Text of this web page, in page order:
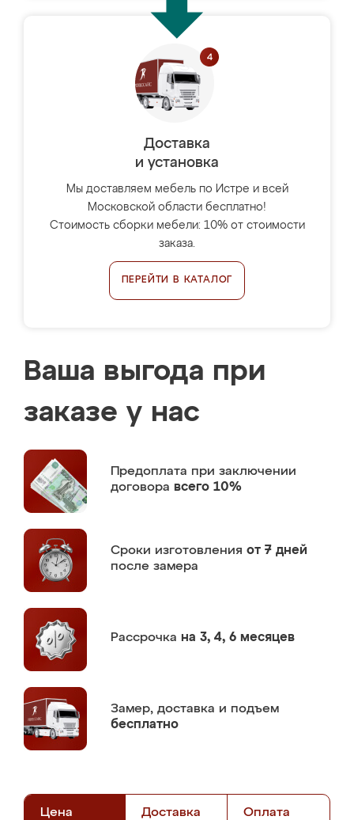
Доставка
и установка
Мы доставляем мебель по Истре и всей
Московской области бесплатно!
Стоимость сборки мебели: 10% от стоимости
заказа.
ПЕРЕЙТИ В КАТАЛОГ
Ваша выгода при
заказе у нас
Предоплата при заключении
договора всего 10%
Сроки изготовления от 7 дней
после замера
Рассрочка на 3, 4, 6 месяцев
Замер, доставка и подъем
бесплатно
Цена Доставка Оплата